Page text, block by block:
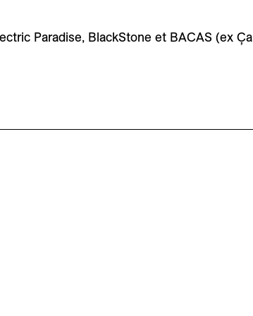
Paradise, BlackStone et BACAS (ex Ça